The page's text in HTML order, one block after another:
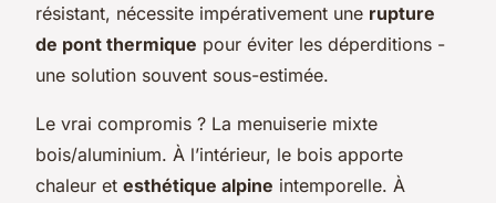
résistant, nécessite impérativement une rupture
de pont thermique pour éviter les déperditions -
une solution souvent sous-estimée.
Le vrai compromis ? La menuiserie mixte
bois/aluminium. À l’intérieur, le bois apporte
chaleur et esthétique alpine intemporelle. À